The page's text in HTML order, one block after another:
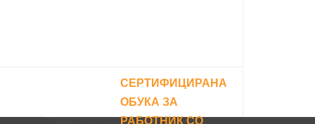
СЕРТИФИЦИРАНА
ОБУКА ЗА